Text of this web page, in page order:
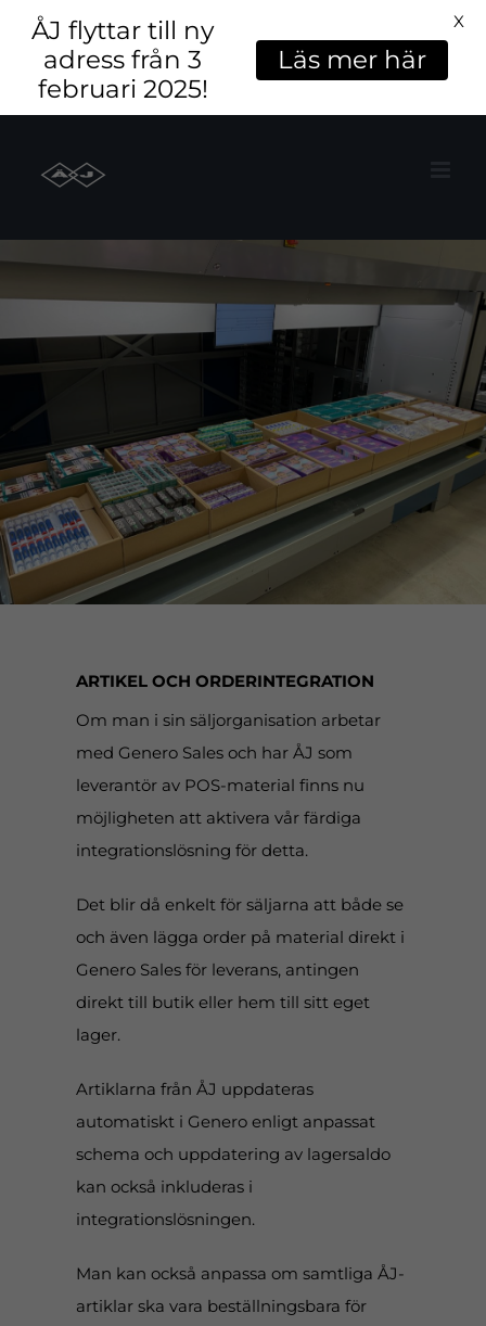
innehållet
ARTIKEL OCH ORDERINTEGRATION
Om man i sin säljorganisation arbetar
med Genero Sales och har ÅJ som
leverantör av POS-material finns nu
möjligheten att aktivera vår färdiga
integrationslösning för detta.
Det blir då enkelt för säljarna att både se
och även lägga order på material direkt i
Genero Sales för leverans, antingen
direkt till butik eller hem till sitt eget
lager.
Artiklarna från ÅJ uppdateras
automatiskt i Genero enligt anpassat
schema och uppdatering av lagersaldo
kan också inkluderas i
integrationslösningen.
Man kan också anpassa om samtliga ÅJ-
artiklar ska vara beställningsbara för
ÅJ flyttar till ny
adress från 3
februari 2025!
Läs mer här
X